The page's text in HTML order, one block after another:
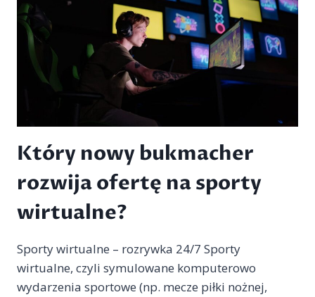
Który nowy bukmacher
rozwija ofertę na sporty
wirtualne?
Sporty wirtualne – rozrywka 24/7 Sporty
wirtualne, czyli symulowane komputerowo
wydarzenia sportowe (np. mecze piłki nożnej,